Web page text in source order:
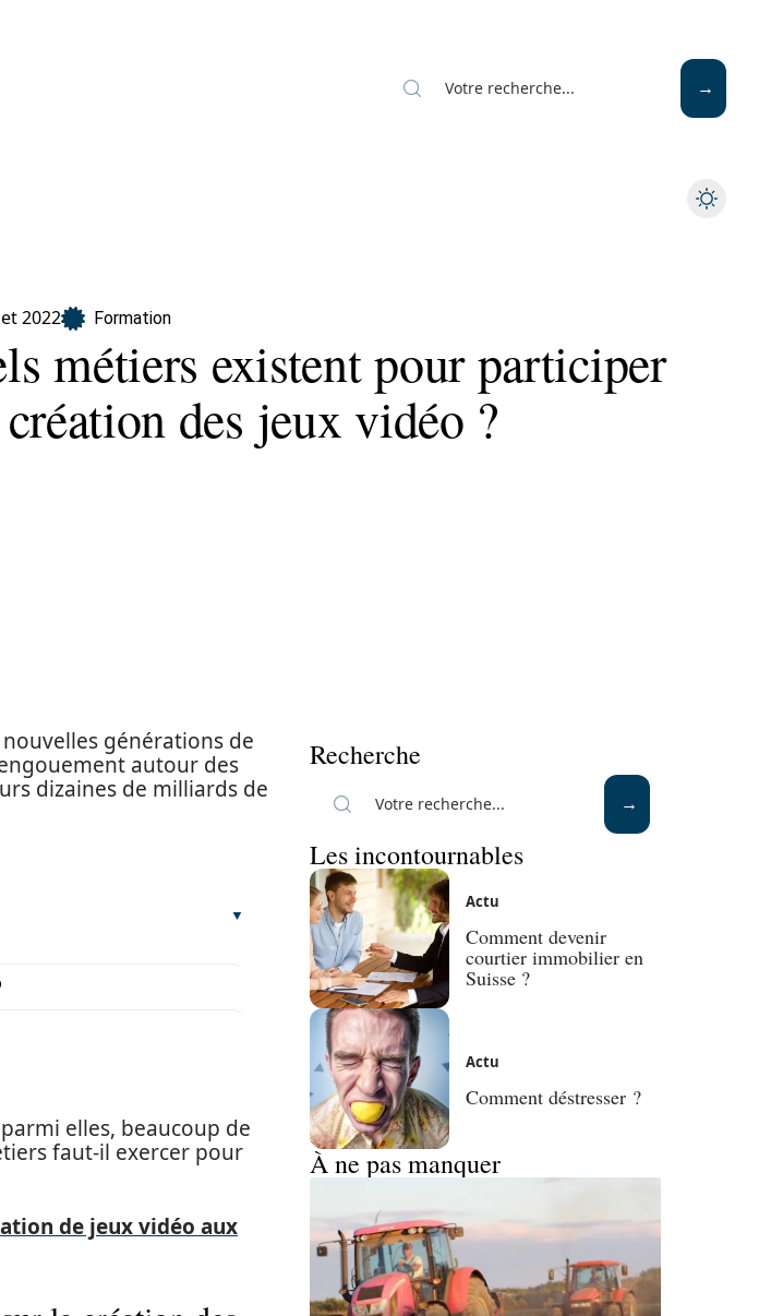
2022 Formation
métiers existent pour participer
des jeux vidéo ?
générations de
autour des
dizaines de milliards de
elles, beaucoup de
faut-il exercer pour
de jeux vidéo aux
Recherche
Les incontournables
Actu
Comment devenir
courtier immobilier en
Suisse ?
Actu
Comment déstresser ?
À ne pas manquer